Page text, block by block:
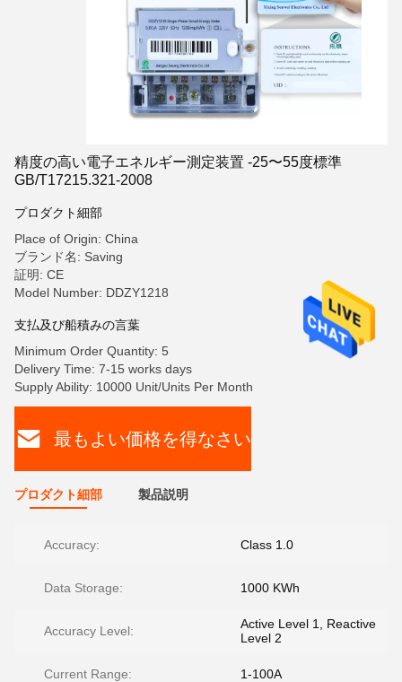
精度の高い電子エネルギー測定装置 -25〜55度標準
GB/T17215.321-2008
プロダクト細部
Place of Origin: China
ブランド名: Saving
証明: CE
Model Number: DDZY1218
支払及び船積みの言葉
Minimum Order Quantity: 5
Delivery Time: 7-15 works days
Supply Ability: 10000 Unit/Units Per Month
最もよい価格を得なさい
プロダクト細部 製品説明
Accuracy: Class 1.0
Data Storage: 1000 KWh
Accuracy Level:
Active Level 1, Reactive
Level 2
Current Range: 1-100A